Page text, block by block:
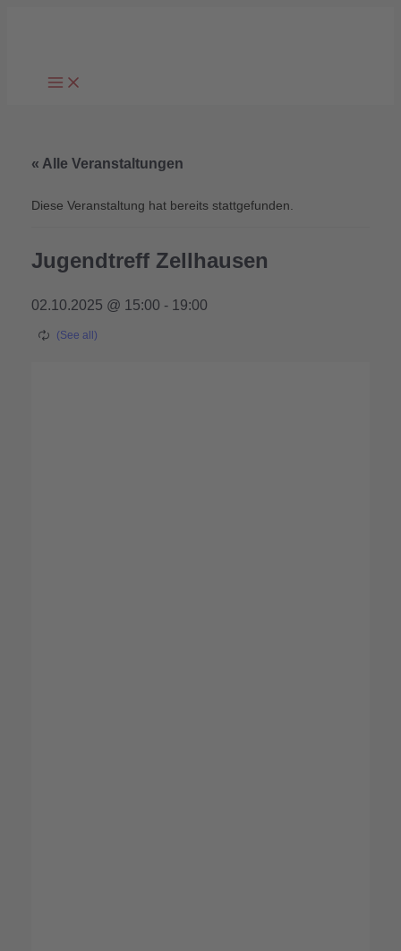
« Alle Veranstaltungen
Diese Veranstaltung hat bereits stattgefunden.
Jugendtreff Zellhausen
02.10.2025 @ 15:00 - 19:00